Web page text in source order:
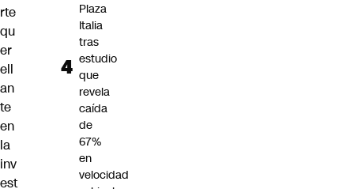
rte
qu
er
ell
an
te
en
la
inv
est
Plaza
Italia
tras
estudio
que
revela
caída
de
67%
en
velocidad